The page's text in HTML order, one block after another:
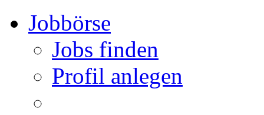
Jobbörse
Jobs finden
Profil anlegen